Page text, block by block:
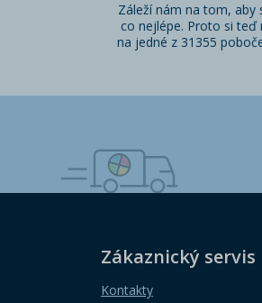
Záleží nám na tom, aby
co nejlépe. Proto si
na jedné z 31355
Zákaznický servis
Kontakty